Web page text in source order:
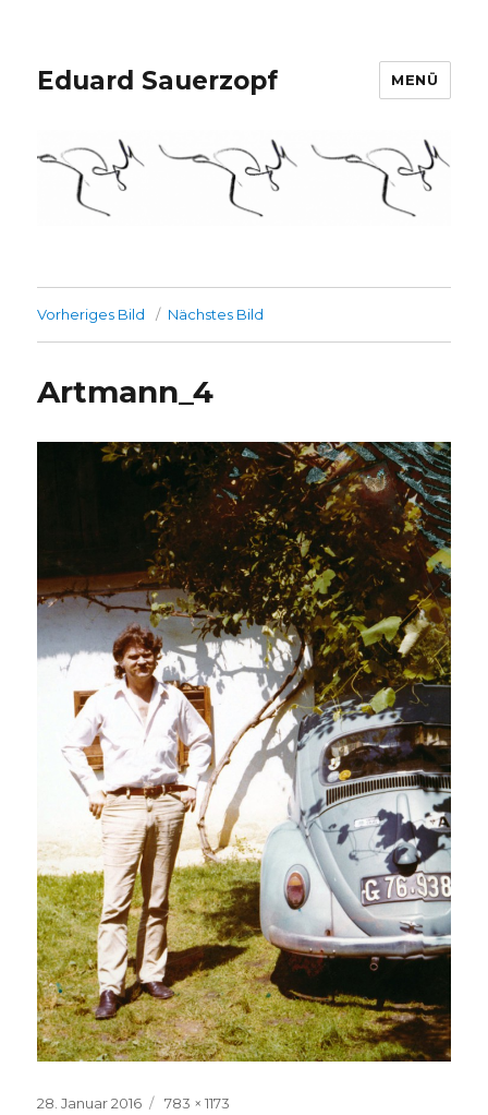
Eduard Sauerzopf MENÜ
Vorheriges Bild Nächstes Bild
Artmann_4
Veröffentlicht
28. Januar 2016
Volle
783 × 1173